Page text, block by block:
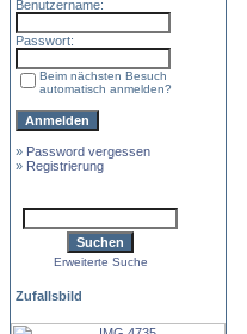
Benutzername:
Passwort:
Beim nächsten Besuch
automatisch anmelden?
» Password vergessen
» Registrierung
Erweiterte Suche
Zufallsbild